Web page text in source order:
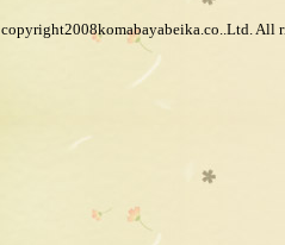
copyright2008komabayabeika.co..Ltd. All